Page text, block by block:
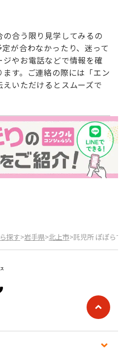
合う限り見学してみるの
が合わなかったり、迷って
ジやお電話などで情報を確
す。ご連絡の際には「エン
いただけるとスムーズで
探す>岩手県>北上市>託児所 ぽぽら